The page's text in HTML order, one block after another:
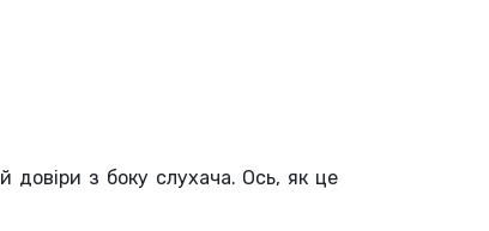
довіри з боку слухача. Ось, як це